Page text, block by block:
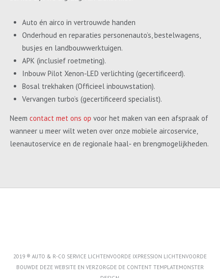
Auto én airco in vertrouwde handen
Onderhoud en reparaties personenauto’s, bestelwagens,
busjes en landbouwwerktuigen.
APK (inclusief roetmeting).
Inbouw Pilot Xenon-LED verlichting (gecertificeerd).
Bosal trekhaken (Officieel inbouwstation).
Vervangen turbo’s (gecertificeerd specialist).
Neem contact met ons op voor het maken van een afspraak of
wanneer u meer wilt weten over onze mobiele aircoservice,
leenautoservice en de regionale haal- en brengmogelijkheden.
2019 ® AUTO & R-CO SERVICE LICHTENVOORDE IXPRESSION LICHTENVOORDE
BOUWDE DEZE WEBSITE EN VERZORGDE DE CONTENT TEMPLATEMONSTER